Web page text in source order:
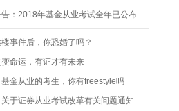
：2018年基金从业考试全年已公布
事件后，你恐婚了吗？
命运，有证才有未来
金从业的考生，你有freestyle吗
于证券从业考试改革有关问题通知